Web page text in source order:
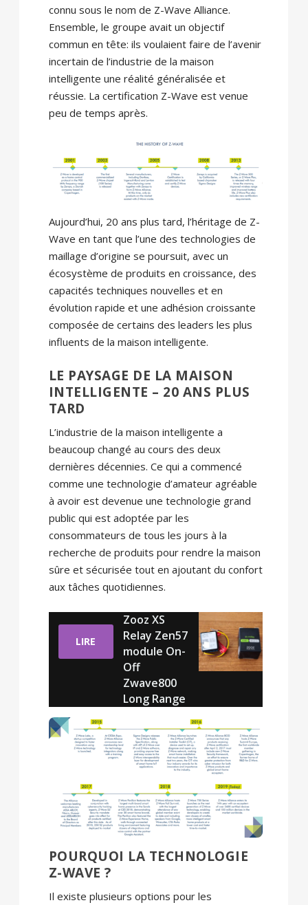
connu sous le nom de Z-Wave Alliance.
Ensemble, le groupe avait un objectif
commun en tête: ils voulaient faire de l’avenir
incertain de l’industrie de la maison
intelligente une réalité généralisée et
réussie. La certification Z-Wave est venue
peu de temps après.
Aujourd’hui, 20 ans plus tard, l’héritage de Z-
Wave en tant que l’une des technologies de
maillage d’origine se poursuit, avec un
écosystème de produits en croissance, des
capacités techniques nouvelles et en
évolution rapide et une adhésion croissante
composée de certains des leaders les plus
influents de la maison intelligente.
LE PAYSAGE DE LA MAISON
INTELLIGENTE – 20 ANS PLUS
TARD
L’industrie de la maison intelligente a
beaucoup changé au cours des deux
dernières décennies. Ce qui a commencé
comme une technologie d’amateur agréable
à avoir est devenue une technologie grand
public qui est adoptée par les
consommateurs de tous les jours à la
recherche de produits pour rendre la maison
sûre et sécurisée tout en ajoutant du confort
aux tâches quotidiennes.
LIRE
Zooz XS
Relay Zen57
module On-
Off
Zwave800
Long Range
POURQUOI LA TECHNOLOGIE
Z-WAVE ?
Il existe plusieurs options pour les